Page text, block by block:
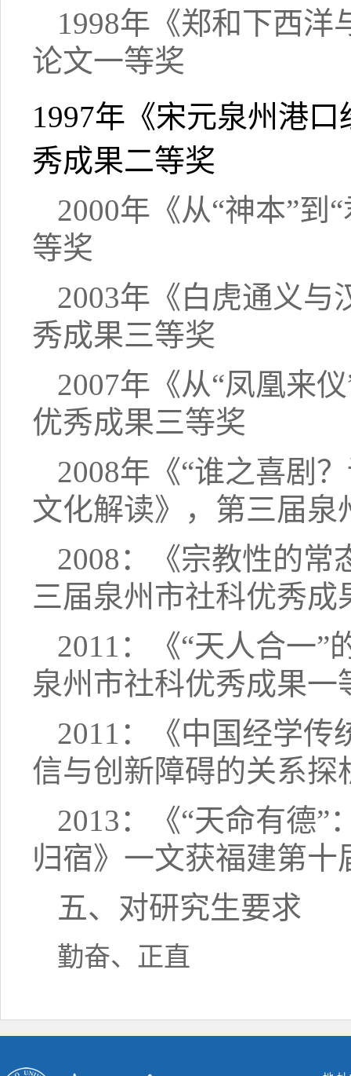
1998年《郑和下西
论文一等奖
1997年《宋元泉州港
秀成果二等奖
2000年《从“神本”到
等奖
2003年《白虎通义与
秀成果三等奖
2007年《从“凤凰来
优秀成果三等奖
2008年《“谁之喜剧
文化解读》，第三届
2008：《宗教性的常
三届泉州市社科优秀成
2011：《“天人合一
泉州市社科优秀成果一
2011：《中国经学
信与创新障碍的关系
2013：《“天命有德
归宿》一文获福建第
五、对研究生要求
勤奋、正直